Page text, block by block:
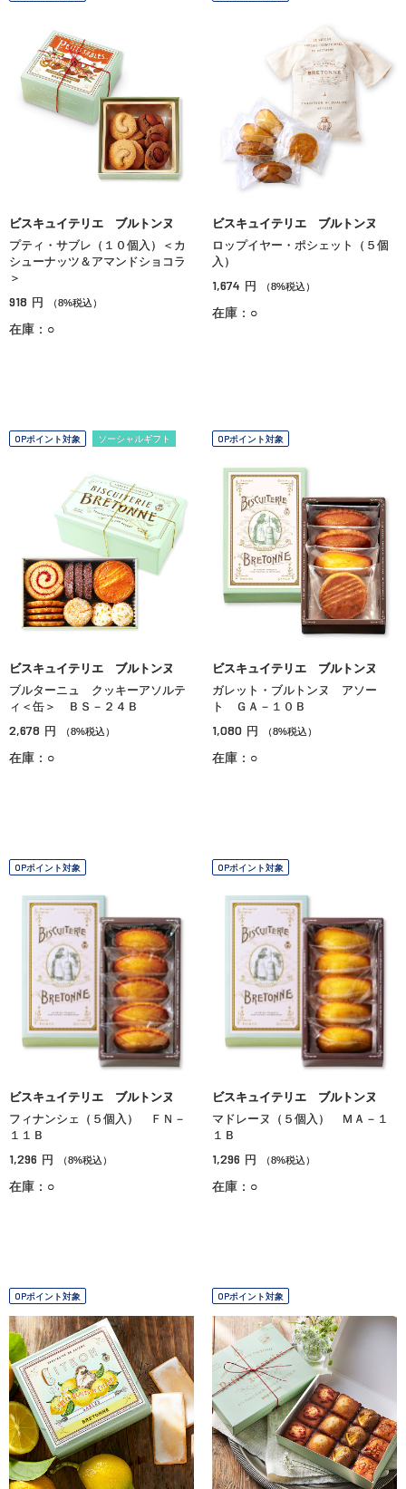
ビスキュイテリエ ブルトンヌ
プティ・サブレ（１０個入）＜カ
シューナッツ＆アマンドショコラ
＞
918 円 （8%税込）
在庫：○
ビスキュイテリエ ブルトンヌ
ロップイヤー・ポシェット（５個
入）
1,674 円 （8%税込）
在庫：○
OPポイント対象 ソーシャルギフト
ビスキュイテリエ ブルトンヌ
ブルターニュ クッキーアソルテ
ィ＜缶＞ ＢＳ－２４Ｂ
2,678 円 （8%税込）
在庫：○
OPポイント対象
ビスキュイテリエ ブルトンヌ
ガレット・ブルトンヌ アソー
ト ＧＡ－１０Ｂ
1,080 円 （8%税込）
在庫：○
OPポイント対象
ビスキュイテリエ ブルトンヌ
フィナンシェ（５個入） ＦＮ－
１１Ｂ
1,296 円 （8%税込）
在庫：○
OPポイント対象
ビスキュイテリエ ブルトンヌ
マドレーヌ（５個入） ＭＡ－１
１Ｂ
1,296 円 （8%税込）
在庫：○
OPポイント対象 OPポイント対象